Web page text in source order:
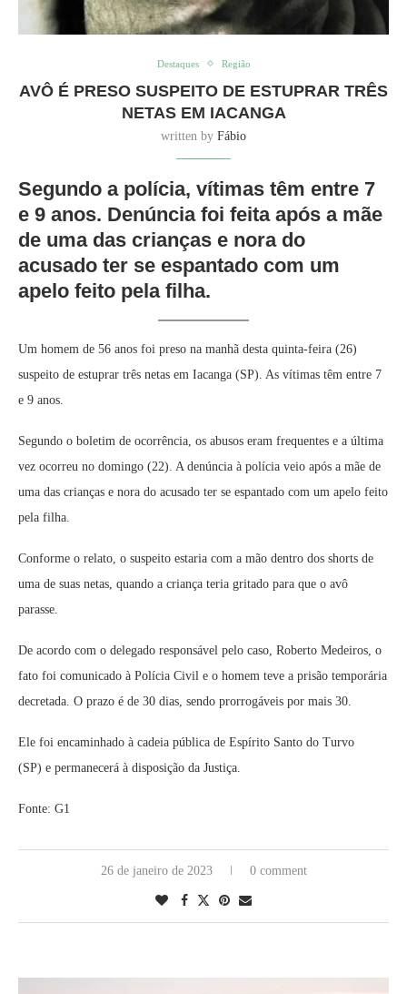
Destaques Região
AVÔ É PRESO SUSPEITO DE ESTUPRAR TRÊS
NETAS EM IACANGA
written by Fábio
Segundo a polícia, vítimas têm entre 7
e 9 anos. Denúncia foi feita após a mãe
de uma das crianças e nora do
acusado ter se espantado com um
apelo feito pela filha.
Um homem de 56 anos foi preso na manhã desta quinta-feira (26)
suspeito de estuprar três netas em Iacanga (SP). As vítimas têm entre 7
e 9 anos.
Segundo o boletim de ocorrência, os abusos eram frequentes e a última
vez ocorreu no domingo (22). A denúncia à polícia veio após a mãe de
uma das crianças e nora do acusado ter se espantado com um apelo feito
pela filha.
Conforme o relato, o suspeito estaria com a mão dentro dos shorts de
uma de suas netas, quando a criança teria gritado para que o avô
parasse.
De acordo com o delegado responsável pelo caso, Roberto Medeiros, o
fato foi comunicado à Polícia Civil e o homem teve a prisão temporária
decretada. O prazo é de 30 dias, sendo prorrogáveis por mais 30.
Ele foi encaminhado à cadeia pública de Espírito Santo do Turvo
(SP) e permanecerá à disposição da Justiça.
Fonte: G1
26 de janeiro de 2023 0 comment